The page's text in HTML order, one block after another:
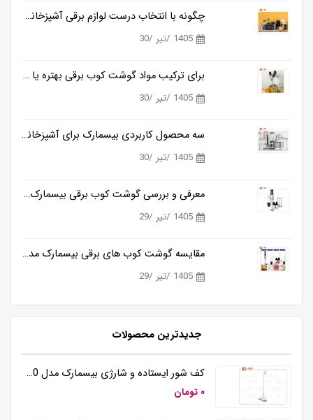
چگونه با انتخاب درست لوازم برقی آشپزخانه، زمان آشپزی را نصف کنیم؟
1405 /تیر /30
برای ترکیب مواد گوشت کوب برقی بهتره یا مخلوط کن؟
1405 /تیر /30
سه محصول کاربردی بیسمارک برای آشپزخانه های مدرن
1405 /تیر /30
معرفی و بررسی گوشت کوب برقی بیسمارک مدل BM3315
1405 /تیر /29
مقایسه گوشت کوب های برقی بیسمارک مدل BM3315 و BM3316
1405 /تیر /29
جدیدترین محصولات
کف شور ایستاده و شارژی بیسمارک مدل BM5510
۰ تومان